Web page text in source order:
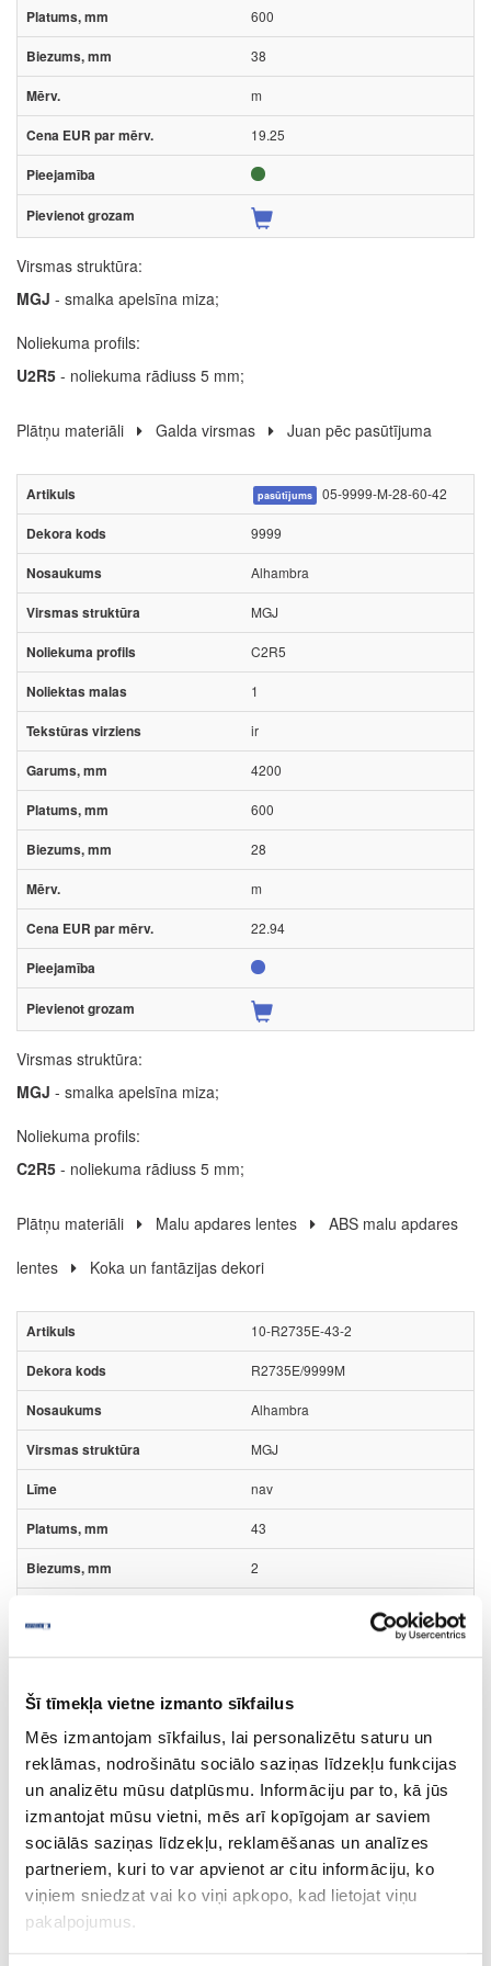
Šī tīmekļa vietne izmanto sīkfailus
Mēs izmantojam sīkfailus, lai personalizētu saturu un
reklāmas, nodrošinātu sociālo saziņas līdzekļu funkcijas
un analizētu mūsu datplūsmu. Informāciju par to, kā jūs
izmantojat mūsu vietni, mēs arī kopīgojam ar saviem
sociālās saziņas līdzekļu, reklamēšanas un analīzes
partneriem, kuri to var apvienot ar citu informāciju, ko
viņiem sniedzat vai ko viņi apkopo, kad lietojat viņu
pakalpojumus.
600
38
m
19.25
Virsmas struktūra:
MGJ - smalka apelsīna miza;
Noliekuma profils:
U2R5 - noliekuma rādiuss 5 mm;
Plātņu materiāli Galda virsmas Juan pēc pasūtījuma
pasūtījums 05-9999-M-28-60-42
9999
Alhambra
MGJ
C2R5
1
ir
4200
600
28
m
22.94
Virsmas struktūra:
MGJ - smalka apelsīna miza;
Noliekuma profils:
C2R5 - noliekuma rādiuss 5 mm;
Plātņu materiāli Malu apdares lentes
ABS malu apdares
lentes
Koka un fantāzijas dekori
10-R2735E-43-2
R2735E/9999M
Alhambra
MGJ
nav
43
2
Līme:
nav- nav;
Virsmas struktūra:
MGJ- smalka apelsīna miza;